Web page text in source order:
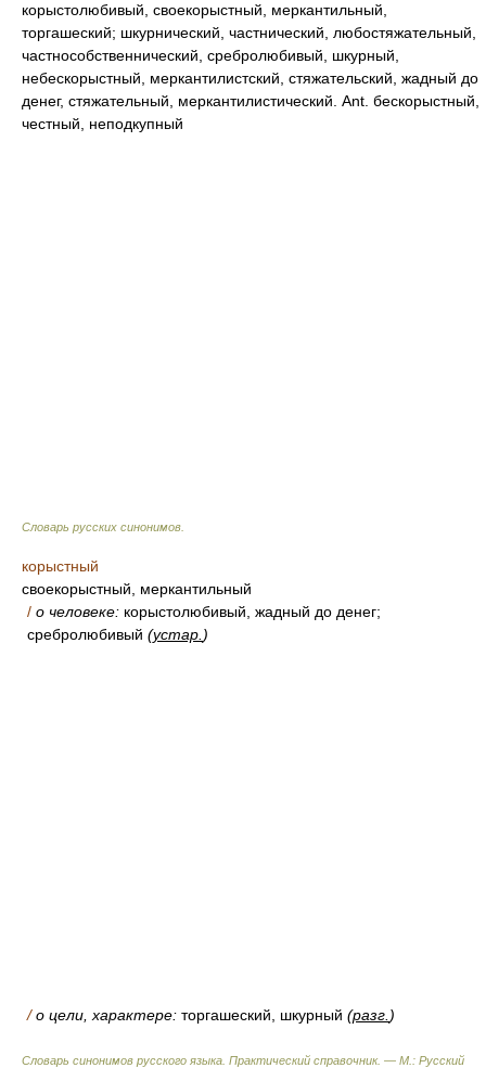
корыстолюбивый, своекорыстный, меркантильный,
торгашеский; шкурнический, частнический, любостяжательный,
частнособственнический, сребролюбивый, шкурный,
небескорыстный, меркантилистский, стяжательский, жадный до
денег, стяжательный, меркантилистический. Ant. бескорыстный,
честный, неподкупный
Словарь русских синонимов
корыстный
своекорыстный, меркантильный
/ о человеке: корыстолюбивый, жадный до денег;
сребролюбивый (устар. )
/о цели, характере: торгашеский, шкурный (разг. )
Словарь синонимов русского языка. Практический справочник. — М.: Русский